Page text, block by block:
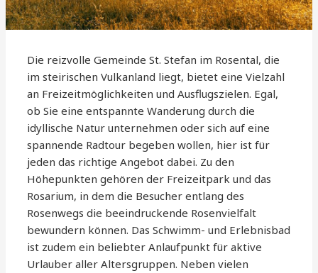
Die reizvolle Gemeinde St. Stefan im Rosental, die
im steirischen Vulkanland liegt, bietet eine Vielzahl
an Freizeitmöglichkeiten und Ausflugszielen. Egal,
ob Sie eine entspannte Wanderung durch die
idyllische Natur unternehmen oder sich auf eine
spannende Radtour begeben wollen, hier ist für
jeden das richtige Angebot dabei. Zu den
Höhepunkten gehören der Freizeitpark und das
Rosarium, in dem die Besucher entlang des
Rosenwegs die beeindruckende Rosenvielfalt
bewundern können. Das Schwimm- und Erlebnisbad
ist zudem ein beliebter Anlaufpunkt für aktive
Urlauber aller Altersgruppen. Neben vielen